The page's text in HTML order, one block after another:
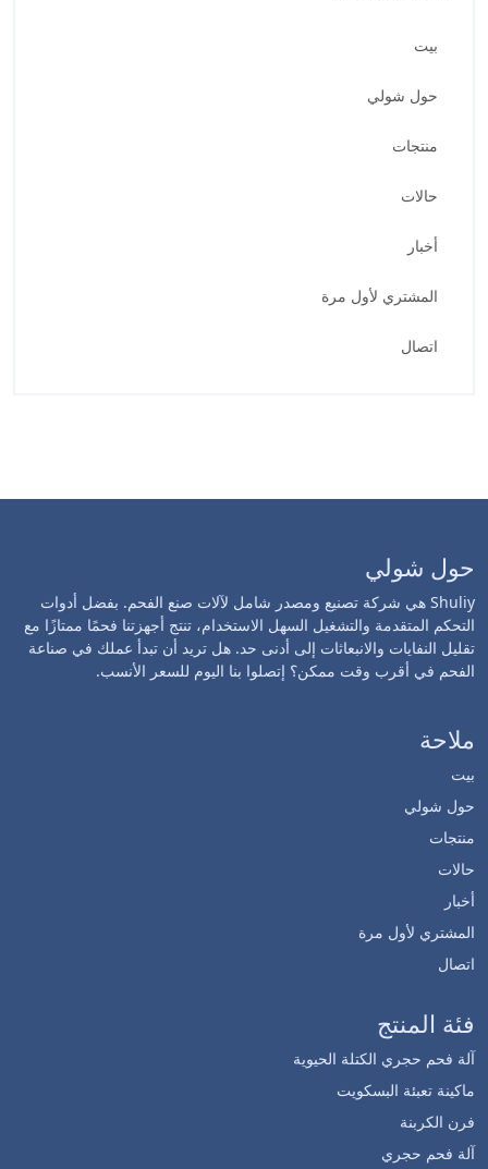
بيت
حول شولي
منتجات
حالات
أخبار
المشتري لأول مرة
اتصال
حول شولي
Shuliy هي شركة تصنيع ومصدر شامل لآلات صنع الفحم. بفضل أدوات
التحكم المتقدمة والتشغيل السهل الاستخدام، تنتج أجهزتنا فحمًا ممتازًا مع
تقليل النفايات والانبعاثات إلى أدنى حد. هل تريد أن تبدأ عملك في صناعة
الفحم في أقرب وقت ممكن؟ إتصلوا بنا اليوم للسعر الأنسب.
ملاحة
بيت
حول شولي
منتجات
حالات
أخبار
المشتري لأول مرة
اتصال
فئة المنتج
آلة فحم حجري الكتلة الحيوية
ماكينة تعبئة البسكويت
فرن الكربنة
آلة فحم حجري